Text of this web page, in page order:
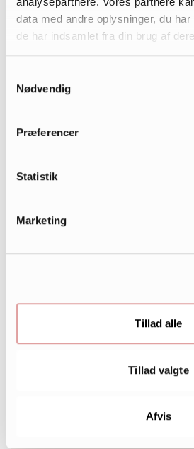
data med andre oplysninger, du
de har indsamlet fra din brug af
Nødvendig
Præferencer
Statistik
Marketing
Tillad alle
Tillad valgte
Afvis